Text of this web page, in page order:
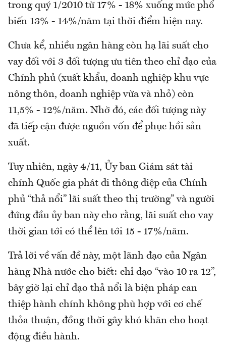
trong quý 1/2010 từ 17% - 18% xuống mức phổ
biến 13% - 14%/năm tại thời điểm hiện nay.
Chưa kể, nhiều ngân hàng còn hạ lãi suất cho
vay đối với 3 đối tượng ưu tiên theo chỉ đạo của
Chính phủ (xuất khẩu, doanh nghiệp khu vực
nông thôn, doanh nghiệp vừa và nhỏ) còn
11,5% - 12%/năm. Nhờ đó, các đối tượng này
đã tiếp cận được nguồn vốn để phục hồi sản
xuất.
Tuy nhiên, ngày 4/11, Ủy ban Giám sát tài
chính Quốc gia phát đi thông điệp của Chính
phủ “thả nổi” lãi suất theo thị trường” và người
đứng đầu ủy ban này cho rằng, lãi suất cho vay
thời gian tới có thể lên tới 15 - 17%/năm.
Trả lời về vấn đề này, một lãnh đạo của Ngân
hàng Nhà nước cho biết: chỉ đạo “vào 10 ra 12”,
bây giờ lại chỉ đạo thả nổi là biện pháp can
thiệp hành chính không phù hợp với cơ chế
thỏa thuận, đồng thời gây khó khăn cho hoạt
động điều hành.